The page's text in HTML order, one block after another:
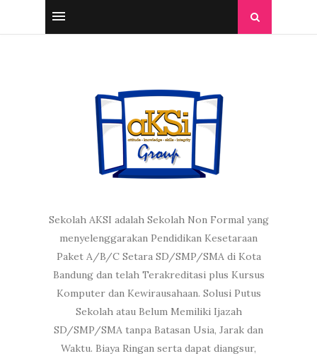
Sekolah AKSI adalah Sekolah Non Formal yang
menyelenggarakan Pendidikan Kesetaraan
Paket A/B/C Setara SD/SMP/SMA di Kota
Bandung dan telah Terakreditasi plus Kursus
Komputer dan Kewirausahaan. Solusi Putus
Sekolah atau Belum Memiliki Ijazah
SD/SMP/SMA tanpa Batasan Usia, Jarak dan
Waktu. Biaya Ringan serta dapat diangsur,